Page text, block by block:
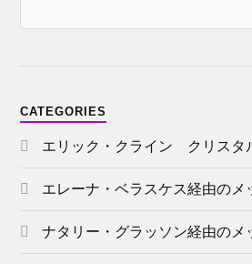
CATEGORIES
エリック・クライン クリスタ
エレーナ・ベラスケス経由のメ
ナタリー・グラッソン経由のメ